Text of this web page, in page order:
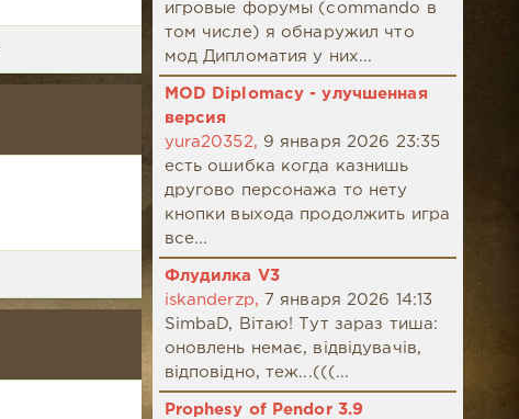
игровые форумы (commando в
том числе) я обнаружил что
мод Дипломатия у них...
MOD Diplomacy - улучшенная
версия
yura20352, 9 января 2026 23:35
есть ошибка когда казнишь
другово персонажа то нету
кнопки выхода продолжить игра
все...
Флудилка V3
iskanderzp,
7 января 2026 14:13
SimbaD, Вітаю! Тут зараз тиша:
оновлень немає, відвідувачів,
відповідно, теж...(((...
Prophesy of Pendor 3.9